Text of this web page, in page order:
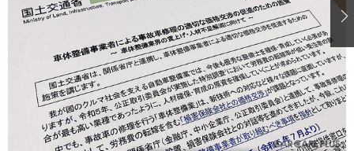
ストップ！不具合修理＆粗悪修理
鈑金・塗装
洗車
ヘッドライト磨き コーティング
フィルム・ラッピング
鈑金・塗装
小キズ直し 防錆
特集記事
ストップ 不具合修理＆粗悪修理
カーメーカー「旧車」関連プロジェ
クト
コラム
ショップ紹介
ショップレポート プロショップ検索
レストア